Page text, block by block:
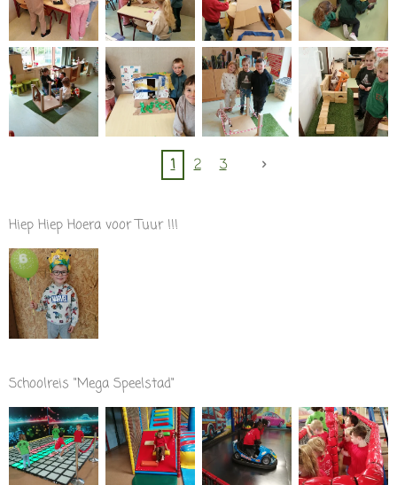
1 2 3
Hiep Hiep Hoera voor Tuur !!!
Schoolreis "Mega Speelstad"